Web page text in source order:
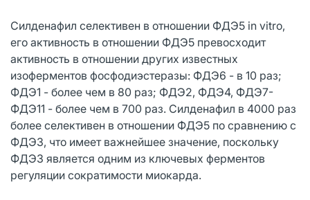
Силденафил селективен в отношении ФДЭ5 in vitro,
его активность в отношении ФДЭ5 превосходит
активность в отношении других известных
изоферментов фосфодиэстеразы: ФДЭ6 - в 10 раз;
ФДЭ1 - более чем в 80 раз; ФДЭ2, ФДЭ4, ФДЭ7-
ФДЭ11 - более чем в 700 раз. Силденафил в 4000 раз
более селективен в отношении ФДЭ5 по сравнению с
ФДЭ3, что имеет важнейшее значение, поскольку
ФДЭ3 является одним из ключевых ферментов
регуляции сократимости миокарда.